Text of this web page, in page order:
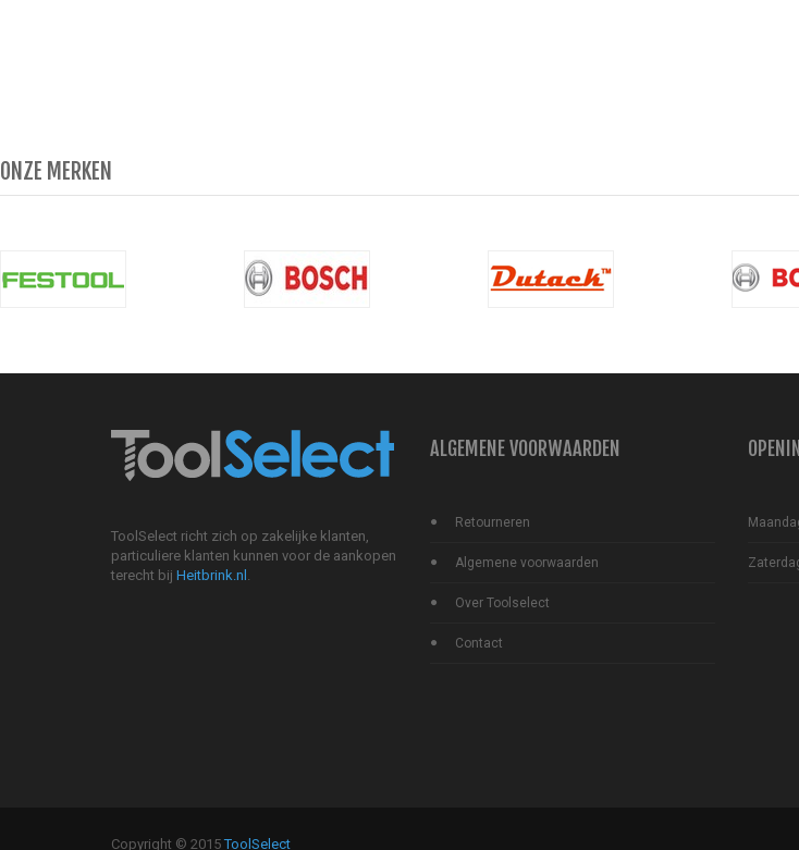
ONZE MERKEN
ToolSelect richt zich op zakelijke klanten,
particuliere klanten kunnen voor de aankopen
terecht bij Heitbrink.nl .
ALGEMENE VOORWAARDEN
Retourneren
Algemene voorwaarden
Over Toolselect
Contact
Copyright © 2015ToolSelect